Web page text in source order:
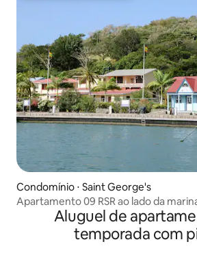
Condomínio ⋅ Saint George's
Apartamento 09 RSR ao lado da
Aluguel de
temporada com